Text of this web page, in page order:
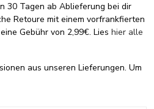
30 Tagen ab Ablieferung bei dir
Retoure mit einem vorfrankfierten
Gebühr von 2,99€. Lies hier alle
aus unseren Lieferungen. Um